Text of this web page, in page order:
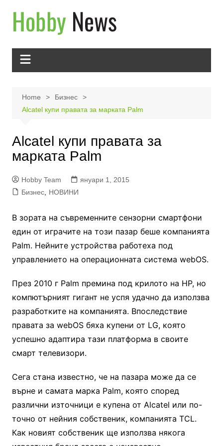
content
Home
Бизнес
Alcatel купи правата за марката Palm
Alcatel купи правата за
марката Palm
Hobby Team
януари 1, 2015
Бизнес, НОВИНИ
В зората на съвременните сензорни смартфони
един от играчите на този пазар беше компанията
Palm. Нейните устройства работеха под
управлението на операционната система webOS.
През 2010 г Palm премина под крилото на НР, но
компютърният гигант не успя удачно да използва
разработките на компанията. Впоследствие
правата за webOS бяха купени от LG, която
успешно адаптира тази платформа в своите
смарт телевизори.
Сега стана известно, че на пазара може да се
върне и самата марка Palm, която според
различни източници е купена от Alcatel или по-
точно от нейния собственик, компанията TCL.
Как новият собственик ще използва някога